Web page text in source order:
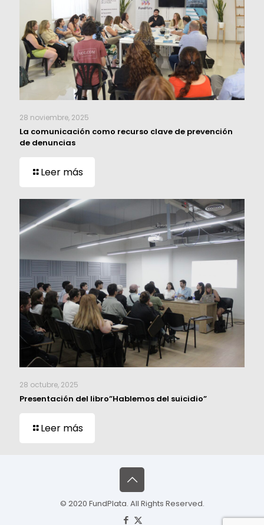
28 noviembre, 2025
La comunicación como recurso clave de prevención
de denuncias
Leer más
28 octubre, 2025
Presentación del libro”Hablemos del suicidio”
Leer más
© 2020 FundPlata. All Rights Reserved.